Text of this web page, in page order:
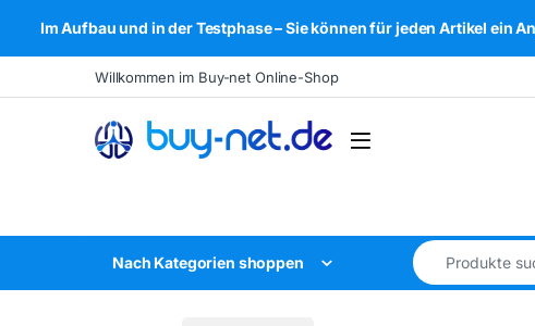
Im Aufbau und in der Testphase – Sie können für jeden Artikel ein
Skip to navigation
Skip to contentWillkommen im Buy-net Online-Shop
Open
Nach Kategorien shoppen
Search for: